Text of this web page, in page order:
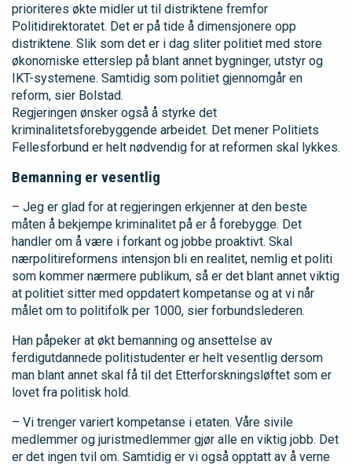
prioriteres økte midler ut til distriktene fremfor
Politidirektoratet. Det er på tide å dimensjonere opp
distriktene. Slik som det er i dag sliter politiet med store
økonomiske etterslep på blant annet bygninger, utstyr og
IKT-systemene. Samtidig som politiet gjennomgår en
reform, sier Bolstad.
Regjeringen ønsker også å styrke det
kriminalitetsforebyggende arbeidet. Det mener Politiets
Fellesforbund er helt nødvendig for at reformen skal lykkes.
Bemanning er vesentlig
– Jeg er glad for at regjeringen erkjenner at den beste
måten å bekjempe kriminalitet på er å forebygge. Det
handler om å være i forkant og jobbe proaktivt. Skal
nærpolitireformens intensjon bli en realitet, nemlig et politi
som kommer nærmere publikum, så er det blant annet viktig
at politiet sitter med oppdatert kompetanse og at vi når
målet om to politifolk per 1000, sier forbundslederen.
Han påpeker at økt bemanning og ansettelse av
ferdigutdannede politistudenter er helt vesentlig dersom
man blant annet skal få til det Etterforskningsløftet som er
lovet fra politisk hold.
– Vi trenger variert kompetanse i etaten. Våre sivile
medlemmer og juristmedlemmer gjør alle en viktig jobb. Det
er det ingen tvil om. Samtidig er vi også opptatt av å verne